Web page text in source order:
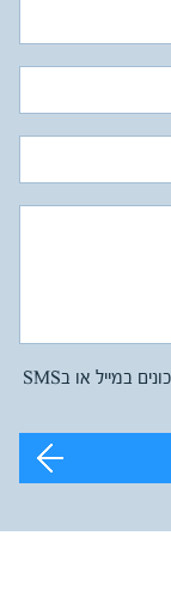
אנחנו מעוניינים לקבל עדכונים במייל או בSMS